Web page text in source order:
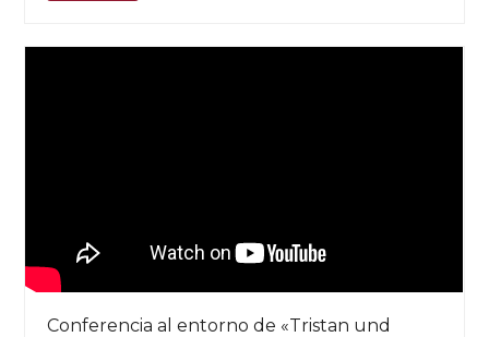
Conferencia al entorno de «Tristan und